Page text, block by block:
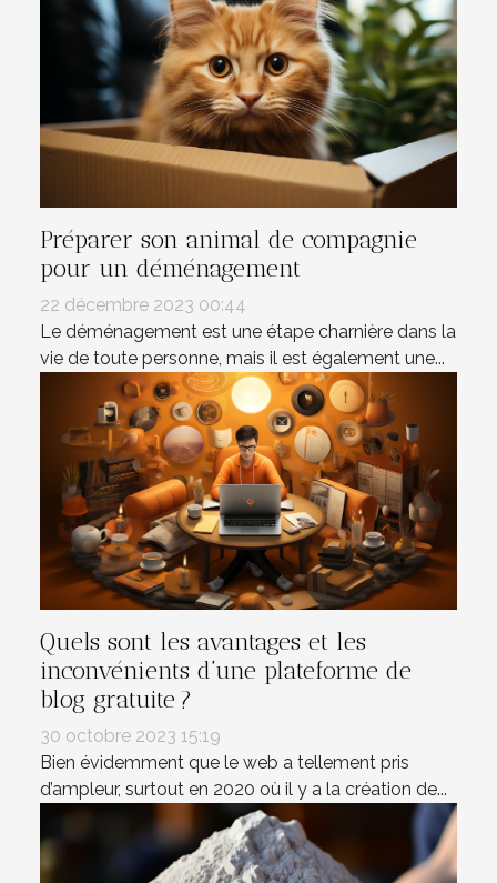
Préparer son animal de compagnie
pour un déménagement
22 décembre 2023 00:44
Le déménagement est une étape charnière dans la
vie de toute personne, mais il est également une...
Quels sont les avantages et les
inconvénients d’une plateforme de
blog gratuite ?
30 octobre 2023 15:19
Bien évidemment que le web a tellement pris
d’ampleur, surtout en 2020 où il y a la création de...